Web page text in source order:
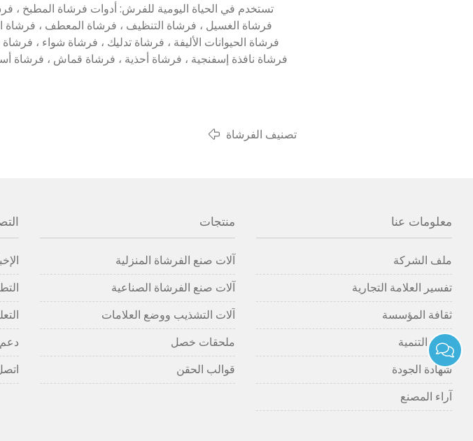
تستخدم في الحياة اليومية للفرش: أدوات فرشاة المطبخ ،
فرشاة الغسيل ، فرشاة التنظيف ، فرشاة المعطف ، فرشاة
فرشاة الحيوانات الأليفة ، فرشاة تدليك ، فرشاة شواء ،
فرشاة نافذة إسفنجية ، فرشاة أحذية ، فرشاة قماش ، فرشاة
تصنيف الفرشاة
معلومات عنا
ملف الشركة
تفسير العلامة التجارية
ثقافة المؤسسة
تاريخ التنمية
شهادة الجودة
آراء المصنع
منتجات
آلات صنع الفرشاة المنزلية
آلات صنع الفرشاة الصناعية
آلات التشذيب ووضع العلامات
ملحقات خصل
قوالب الحقن